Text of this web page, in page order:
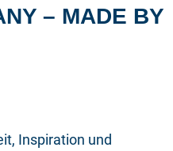
– MADE BY
Inspiration und